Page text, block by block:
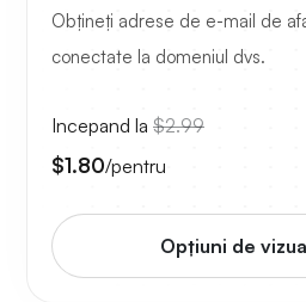
Obțineți adrese de e-mail de
conectate la domeniul dvs.
Incepand la $2.99
$1.80/pentru
Opțiuni de